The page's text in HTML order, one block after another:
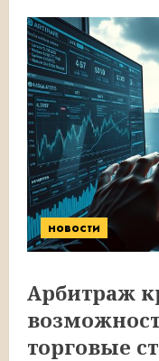
новости
Арбитраж
торговые